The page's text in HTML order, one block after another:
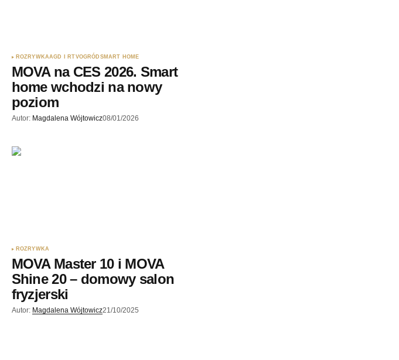
ROZRYWKAAGD I RTVOGRÓD SMART HOME
MOVA na CES 2026. Smart
home wchodzi na nowy
poziom
Autor: Magdalena Wójtowicz08/01/2026
ROZRYWKA
MOVA Master 10 i MOVA
Shine 20 – domowy salon
fryzjerski
Autor: Magdalena Wójtowicz21/10/2025